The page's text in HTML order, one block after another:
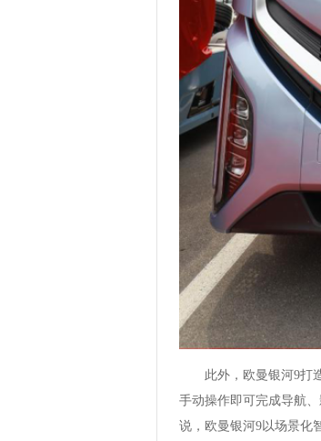
此外，欧曼银河9打
手动操作即可完成导航
说，欧曼银河9以场景化